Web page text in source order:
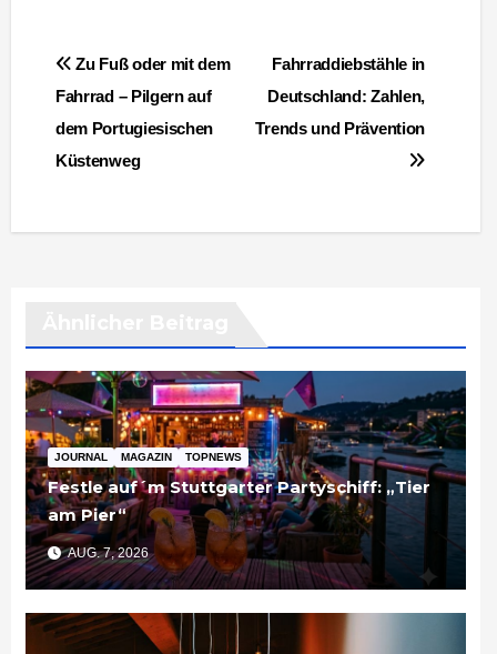
BeitragsnavigationFahrraddiebstähle in
Deutschland: Zahlen,
Trends und Prävention
Zu Fuß oder mit dem
Fahrrad – Pilgern auf
dem Portugiesischen
Küstenweg
JOURNAL MAGAZIN TOPNEWS
Festle auf´m Stuttgarter Partyschiff: „Tier
am Pier“
AUG. 7, 2026